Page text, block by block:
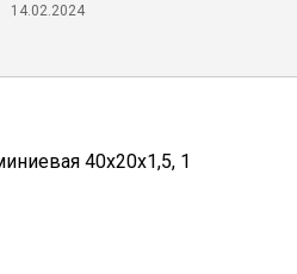
14.02.2024
40х20х1,5, 1